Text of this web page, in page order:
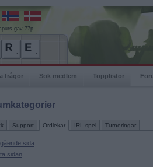
gav 77p
frågor Sök medlem Topplistor
Support Ordlekar IRL-spel Turneringar
sida
sidan